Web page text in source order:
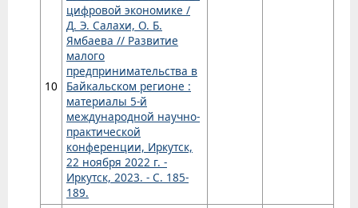
10
цифровой экономике /
Д. Э. Салахи, О. Б.
Ямбаева // Развитие
малого
предпринимательства в
Байкальском регионе :
материалы 5-й
международной научно-
практической
конференции, Иркутск,
22 ноября 2022 г. -
Иркутск, 2023. - С. 185-
189.